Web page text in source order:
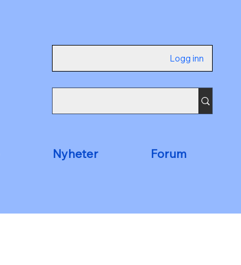
Logg inn
Nyheter Forum